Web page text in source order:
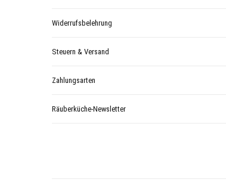
Widerrufsbelehrung
Steuern & Versand
Zahlungsarten
Räuberküche-Newsletter